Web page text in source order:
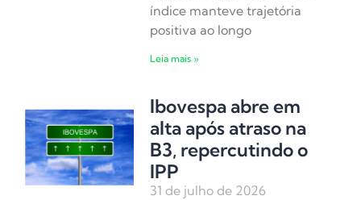
índice manteve trajetória
positiva ao longo
Leia mais »
Ibovespa abre em
alta após atraso na
B3, repercutindo o
IPP
31 de julho de 2026